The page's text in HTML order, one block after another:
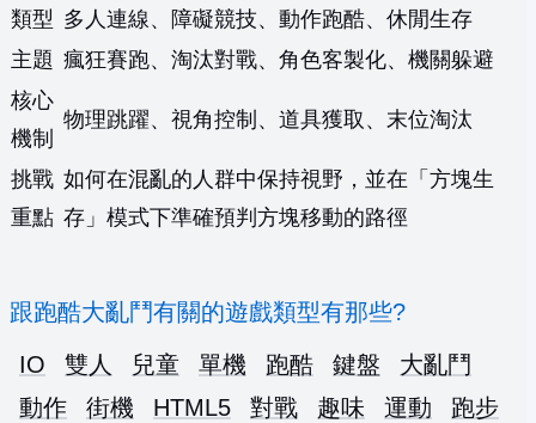
類型 多人連線、障礙競技、動作跑酷、休閒生存
主題 瘋狂賽跑、淘汰對戰、角色客製化、機關躲避
核心
機制
物理跳躍、視角控制、道具獲取、末位淘汰
挑戰
重點
如何在混亂的人群中保持視野，並在「方塊生
存」模式下準確預判方塊移動的路徑
跟跑酷大亂鬥有關的遊戲類型有那些?
IO
雙人 兒童 單機 跑酷 鍵盤
大亂鬥
動作
街機 HTML5 對戰 趣味 運動
跑步